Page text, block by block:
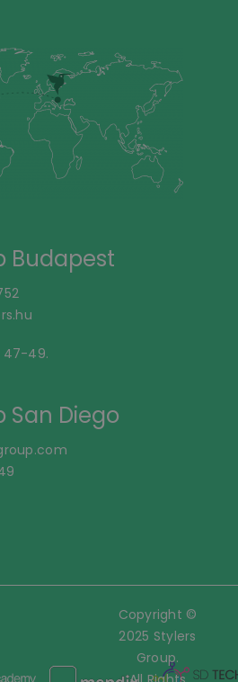
Budapest
47-49.
San Diego
Copyright ©
2025 Stylers
Group.